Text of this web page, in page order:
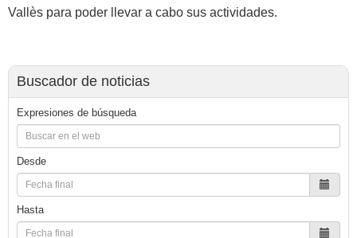
Vallès para poder llevar a cabo sus actividades.
Buscador de noticias
Expresiones de búsqueda
Desde
Hasta